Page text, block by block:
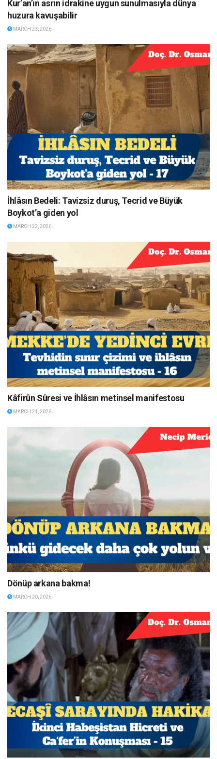
Kur’an’ın asrın idrakine uygun sunulmasıyla dünya
huzura kavuşabilir
MARCH 23, 2026
İhlâsın Bedeli: Tavizsiz duruş, Tecrid ve Büyük
Boykot’a giden yol
MARCH 22, 2026
Kâfirûn Sûresi ve İhlâsın metinsel manifestosu
MARCH 21, 2026
Dönüp arkana bakma!
MARCH 20, 2026